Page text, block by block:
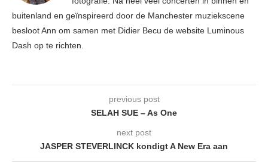
buitenland en geïnspireerd door de Manchester muziekscene
besloot Ann om samen met Didier Becu de website Luminous
Dash op te richten.
previous post
SELAH SUE – As One
next post
JASPER STEVERLINCK kondigt A New Era aan